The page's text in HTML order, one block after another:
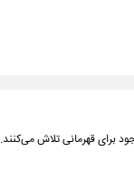
برای قهرمانی تلاش می‌کنند.